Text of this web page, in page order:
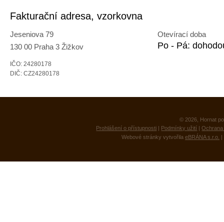
Fakturační adresa, vzorkovna
Jeseniova 79
130 00 Praha 3 Žižkov
IČO: 24280178
DIČ: CZ24280178
Otevírací doba
Po - Pá:
© 2026, Hornat
Prohlášení o přístupnosti
Podmínky užití |
Webové stránky vytvořila eBRÁNA s.r.o.